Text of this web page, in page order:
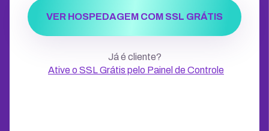
VER HOSPEDAGEM COM SSL GRÁTIS
Já é cliente?
Ative o SSL Grátis pelo Painel de Controle